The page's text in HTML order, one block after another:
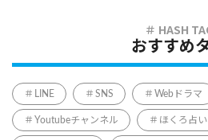
おすすめ
LINE SNS Webドラマ
Youtubeチャンネル ほくろ占い